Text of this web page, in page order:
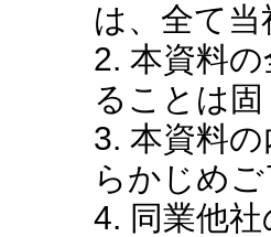
は、全て
2. 本資料
ることは
3. 本資料
らかじめ
4. 同業他